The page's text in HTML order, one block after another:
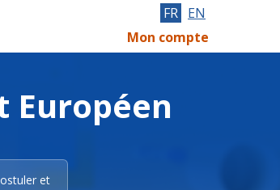
FR EN
Mon compte
Européen
et